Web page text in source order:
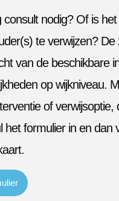
consult nodig? Of is
te verwijzen? De
van de beschikbare
op wijkniveau.
of verwijsoptie,
het formulier in en dan